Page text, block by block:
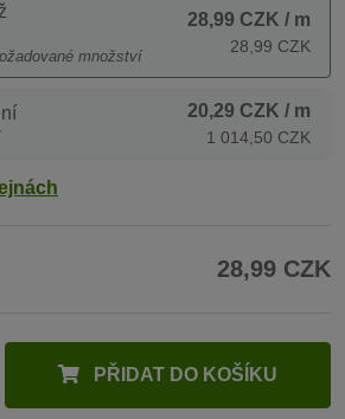
množství
28,99 CZK / m
28,99 CZK
20,29 CZK / m
1 014,50 CZK
28,99 CZK
PŘIDAT DO KOŠÍKU